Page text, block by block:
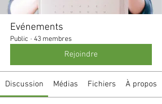
Evénements
Public · 43 membres
Rejoindre
Discussion Médias Fichiers À propos